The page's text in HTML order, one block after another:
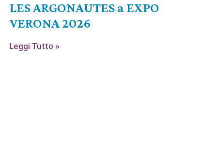
LES ARGONAUTES a EXPO
VERONA 2026
Leggi Tutto »